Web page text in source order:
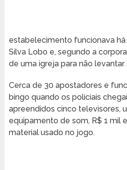
estabelecimento funcionava há
Silva Lobo e, segundo a
de uma igreja para não levantar
Cerca de 30 apostadores e
bingo quando os policiais
apreendidos cinco televisores,
equipamento de som, R$ 1 mil
material usado no jogo.